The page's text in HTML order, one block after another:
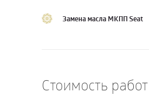
Замена масла МКПП Seat
Стоимость